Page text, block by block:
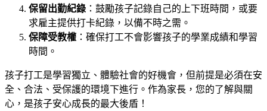
保留出勤紀錄 ：鼓勵孩子記錄自己的上下班時間，或要
求雇主提供打卡紀錄，以備不時之需。
保障受教權 ：確保打工不會影響孩子的學業成績和學習
時間。
孩子打工是學習獨立、體驗社會的好機會，但前提是必須在安
全、合法、受保護的環境下進行。作為家長，您的了解與關
心，是孩子安心成長的最大後盾！